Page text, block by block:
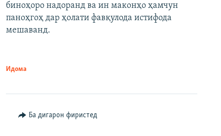
биноҳоро надоранд ва ин маконҳо ҳамчун
паноҳгоҳ дар ҳолати фавқулода истифода
мешаванд.
Идома
Ба дигарон фиристед